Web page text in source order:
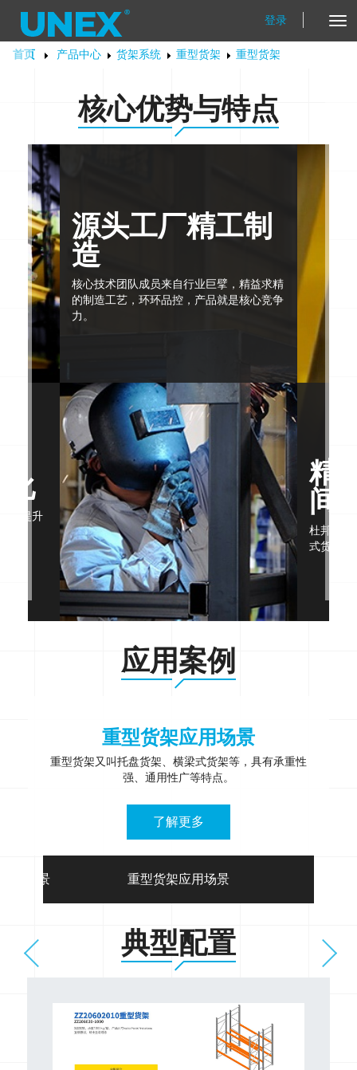
登录
首页 产品中心 货架系统 重型货架 重型货架
核心优势与特点
效提升
源头工厂精工制
造
核心技术团队成员来自行业巨擘，精益求精
的制造工艺，环环品控，产品就是核心竞争
力。
精
间
杜邦环保
式货架漆
应用案例
重型货架应用场景
重型货架又叫托盘货架、横梁式货架等，具有承重性
强、通用性广等特点。
了解更多
用场景 重型货架应用场景
典型配置